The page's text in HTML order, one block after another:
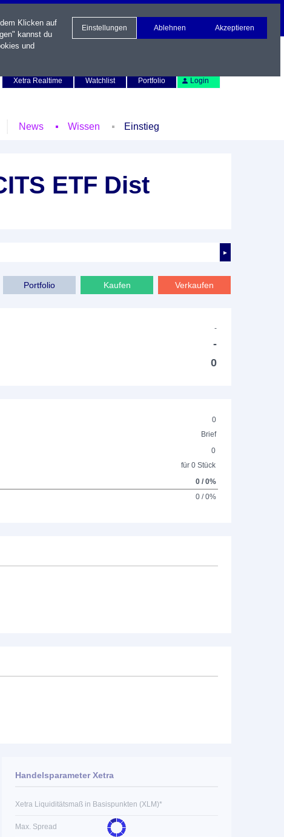
Xetra Realtime
Watchlist Portfolio Login
News Wissen Einstieg
ETF Dist
►
Portfolio Kaufen Verkaufen
-
-
0
0
Brief
0
für 0 Stück
0 / 0%
0 / 0%
Handelsparameter Xetra
Xetra Liquiditätsmaß in Basispunkten (XLM)*
Max. Spread
Klicken auf
kannst du
und
Einstellungen Ablehnen Akzeptieren